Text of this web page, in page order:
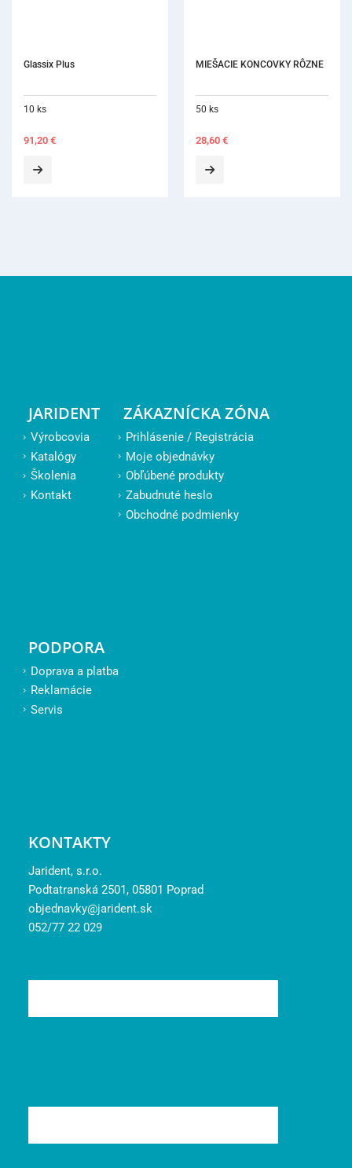
Glassix Plus
10 ks
91,20 €
MIEŠACIE KONCOVKY RÔZNE
50 ks
28,60 €
JARIDENT
Výrobcovia
Katalógy
Školenia
Kontakt
ZÁKAZNÍCKA ZÓNA
Prihlásenie / Registrácia
Moje objednávky
Obľúbené produkty
Zabudnuté heslo
Obchodné podmienky
PODPORA
Doprava a platba
Reklamácie
Servis
KONTAKTY
Jarident, s.r.o.
Podtatranská 2501, 05801 Poprad
objednavky@jarident.sk
052/77 22 029